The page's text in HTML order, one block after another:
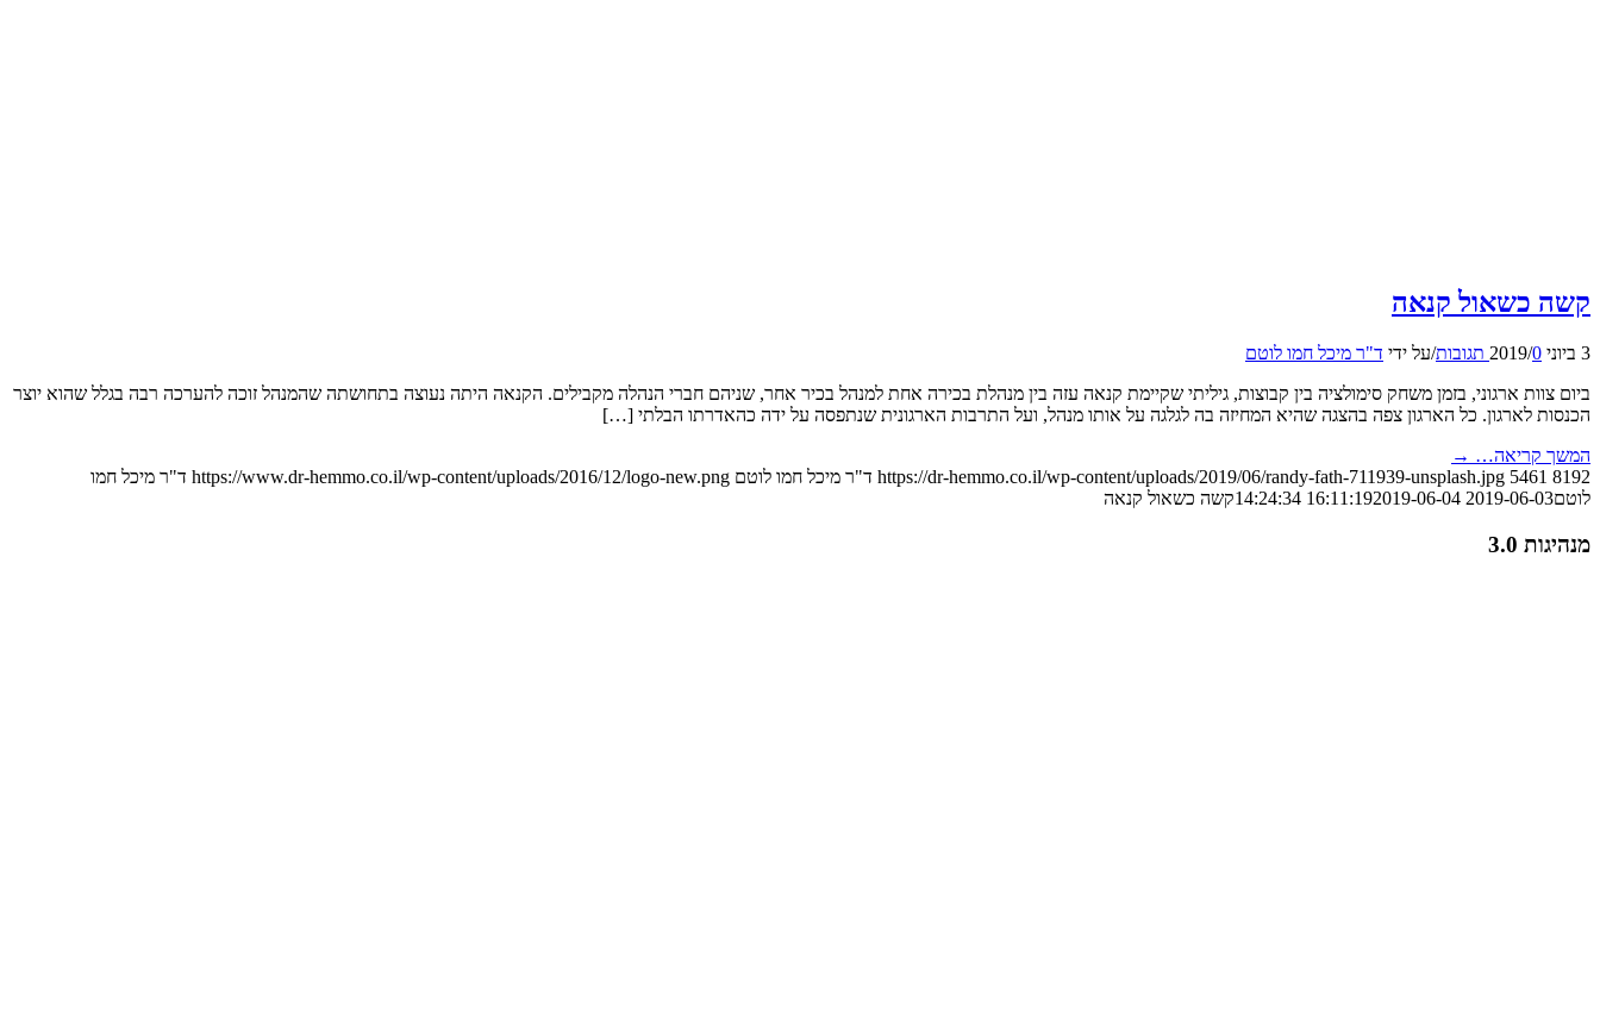
קשה כשאול קנאה
3 ביוני 2019 /0 תגובות /על ידי ד"ר מיכל חמו לוטם
ביום צוות ארגוני, בזמן משחק סימולציה בין קבוצות, גיליתי שקיימת קנאה עזה בין מנהלת בכירה אחת למנהל בכיר אחר, שניהם חברי הנהלה מקבילים. הקנאה היתה נעוצה בתחושתה שהמנהל זוכה להערכה רבה בגלל שהוא יוצר
הכנסות לארגון. כל הארגון צפה בהצגה שהיא המחיזה בה לגלגה על אותו מנהל, ועל התרבות הארגונית שנתפסה על ידה כהאדרתו הבלתי […]
המשך קריאה… →
https://dr-hemmo.co.il/wp-content/uploads/2019/06/randy-fath-711939-unsplash.jpg 5461 8192 ד"ר מיכל חמו לוטם https://www.dr-hemmo.co.il/wp-content/uploads/2016/12/logo-new.png ד"ר מיכל חמו
לוטם2019-06-03 16:11:19
2019-06-04 14:24:34 קשה כשאול קנאה
מנהיגות 3.0